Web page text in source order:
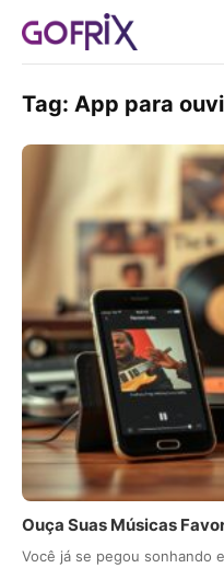
Tag: App para
Ouça Suas Músicas
Você já se pegou sonhando